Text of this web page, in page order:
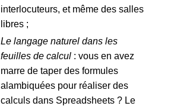
interlocuteurs, et même des salles
libres ;
Le langage naturel dans les
feuilles de calcul: vous en avez
marre de taper des formules
alambiquées pour réaliser des
calculs dans Spreadsheets ? Le